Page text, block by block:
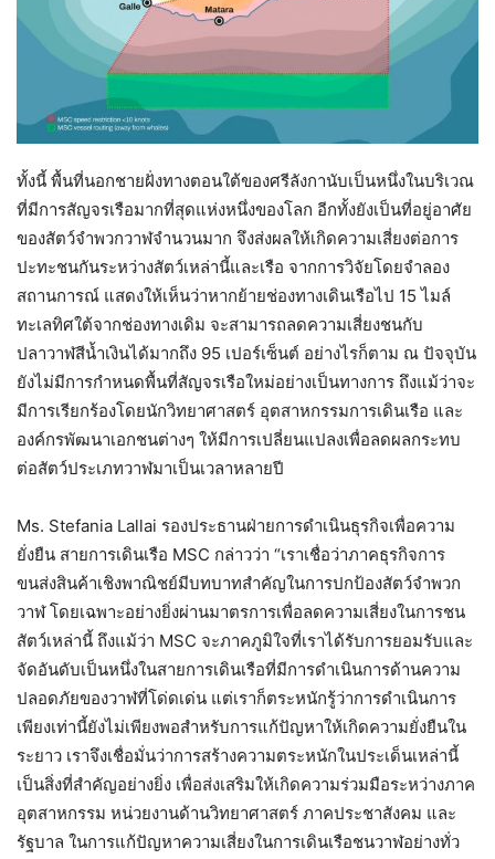
ทั้งนี้ พื้นที่นอกชายฝั่งทางตอนใต้ของศรีลังกานับเป็นหนึ่งในบริเวณ
ที่มีการสัญจรเรือมากที่สุดแห่งหนึ่งของโลก อีกทั้งยังเป็นที่อยู่อาศัย
ของสัตว์จำพวกวาฬจำนวนมาก จึงส่งผลให้เกิดความเสี่ยงต่อการ
ปะทะชนกันระหว่างสัตว์เหล่านี้และเรือ จากการวิจัยโดยจำลอง
สถานการณ์ แสดงให้เห็นว่าหากย้ายช่องทางเดินเรือไป 15 ไมล์
ทะเลทิศใต้จากช่องทางเดิม จะสามารถลดความเสี่ยงชนกับ
ปลาวาฬสีน้ำเงินได้มากถึง 95 เปอร์เซ็นต์ อย่างไรก็ตาม ณ ปัจจุบัน
ยังไม่มีการกำหนดพื้นที่สัญจรเรือใหม่อย่างเป็นทางการ ถึงแม้ว่าจะ
มีการเรียกร้องโดยนักวิทยาศาสตร์ อุตสาหกรรมการเดินเรือ และ
องค์กรพัฒนาเอกชนต่างๆ ให้มีการเปลี่ยนแปลงเพื่อลดผลกระทบ
ต่อสัตว์ประเภทวาฬมาเป็นเวลาหลายปี
Ms. Stefania Lallai รองประธานฝ่ายการดำเนินธุรกิจเพื่อความ
ยั่งยืน สายการเดินเรือ MSC กล่าวว่า “เราเชื่อว่าภาคธุรกิจการ
ขนส่งสินค้าเชิงพาณิชย์มีบทบาทสำคัญในการปกป้องสัตว์จำพวก
วาฬ โดยเฉพาะอย่างยิ่งผ่านมาตรการเพื่อลดความเสี่ยงในการชน
สัตว์เหล่านี้ ถึงแม้ว่า MSC จะภาคภูมิใจที่เราได้รับการยอมรับและ
จัดอันดับเป็นหนึ่งในสายการเดินเรือที่มีการดำเนินการด้านความ
ปลอดภัยของวาฬที่โด่ดเด่น แต่เราก็ตระหนักรู้ว่าการดำเนินการ
เพียงเท่านี้ยังไม่เพียงพอสำหรับการแก้ปัญหาให้เกิดความยั่งยืนใน
ระยาว เราจึงเชื่อมั่นว่าการสร้างความตระหนักในประเด็นเหล่านี้
เป็นสิ่งที่สำคัญอย่างยิ่ง เพื่อส่งเสริมให้เกิดความร่วมมือระหว่างภาค
อุตสาหกรรม หน่วยงานด้านวิทยาศาสตร์ ภาคประชาสังคม และ
รัฐบาล ในการแก้ปัญหาความเสี่ยงในการเดินเรือชนวาฬอย่างทั่ว